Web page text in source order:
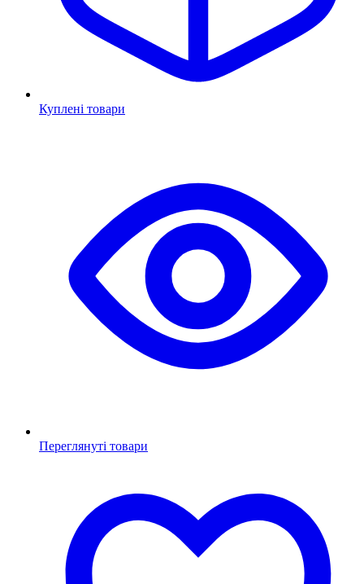
Куплені товари
Переглянуті товари